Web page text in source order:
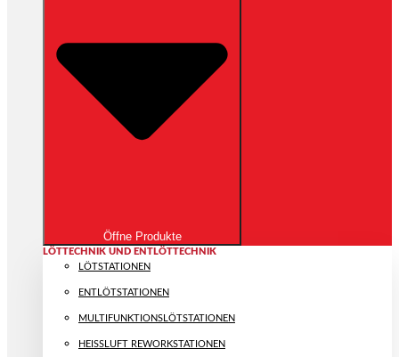
Öffne Produkte
LÖTTECHNIK UND ENTLÖTTECHNIK
LÖTSTATIONEN
ENTLÖTSTATIONEN
MULTIFUNKTIONS­LÖTSTATIONEN
HEISSLUFT REWORKSTATIONEN